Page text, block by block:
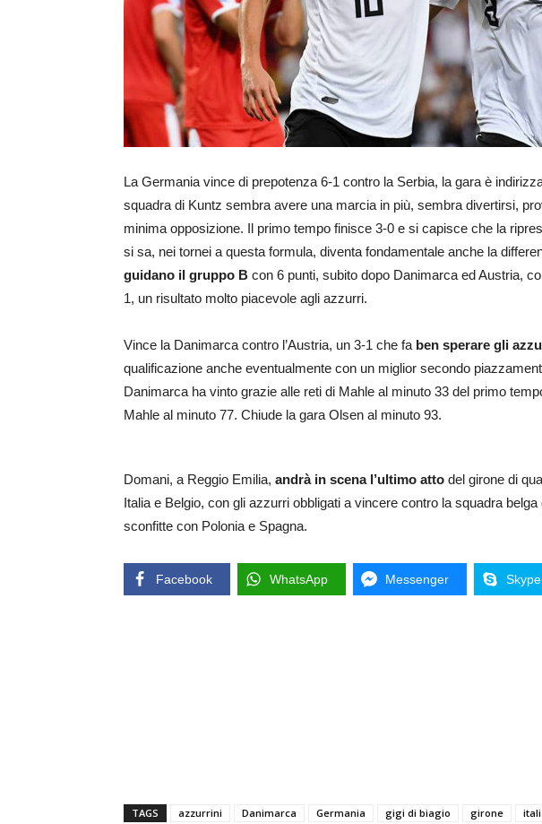
La Germania vince di prepotenza 6-1 contro la Serbia, la gara è
squadra di Kuntz sembra avere una marcia in più, sembra divertirsi,
minima opposizione. Il primo tempo finisce 3-0 e si capisce che la
si sa, nei tornei a questa formula, diventa fondamentale anche la
guidano il gruppo B con 6 punti, subito dopo Danimarca ed Austria,
1, un risultato molto piacevole agli azzurri.
Vince la Danimarca contro l’Austria, un 3-1 che fa ben sperare gli
qualificazione anche eventualmente con un miglior secondo
Danimarca ha vinto grazie alle reti di Mahle al minuto 33 del primo
Mahle al minuto 77. Chiude la gara Olsen al minuto 93.
Domani, a Reggio Emilia, andrà in scena l’ultimo atto del girone di
Italia e Belgio, con gli azzurri obbligati a vincere contro la squadra
sconfitte con Polonia e Spagna.
Facebook WhatsApp Messenger Skype
TAGS azzurrini Danimarca Germania gigi di biagio girone